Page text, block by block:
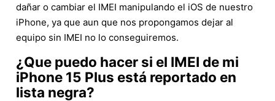
dañar o cambiar el IMEI manipulando el iOS de nuestro
iPhone, ya que aun que nos propongamos dejar al
equipo sin IMEI no lo conseguiremos.
¿Que puedo hacer si el IMEI de mi
iPhone 15 Plus está reportado en
lista negra?